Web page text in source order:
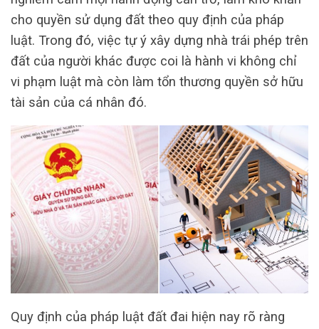
cho quyền sử dụng đất theo quy định của pháp
luật. Trong đó, việc tự ý xây dựng nhà trái phép trên
đất của người khác được coi là hành vi không chỉ
vi phạm luật mà còn làm tổn thương quyền sở hữu
tài sản của cá nhân đó.
Quy định của pháp luật đất đai hiện nay rõ ràng